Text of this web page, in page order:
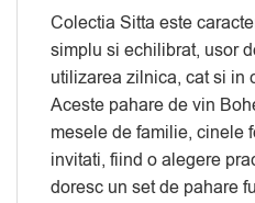
Colectia Sitta este
simplu si echilibrat, usor
utilizarea zilnica, cat si in
Aceste pahare de vin
mesele de familie, cinele
invitati, fiind o alegere
doresc un set de pahare